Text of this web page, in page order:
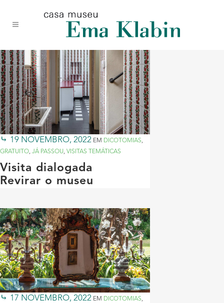
conteúdo
navegação
site
19 NOVEMBRO, 2022 EM DICOTOMIAS,
GRATUITO, JÁ PASSOU, VISITAS TEMÁTICAS
Visita dialogada
Revirar o museu
17 NOVEMBRO, 2022 EM DICOTOMIAS,